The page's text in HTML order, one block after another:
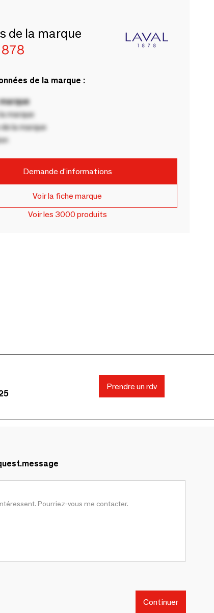
de la marque
de la marque :
marque
la marque
Demande d'informations
Voir la fiche marque
Voir les 3000 produits
Prendre un rdv
Continuer